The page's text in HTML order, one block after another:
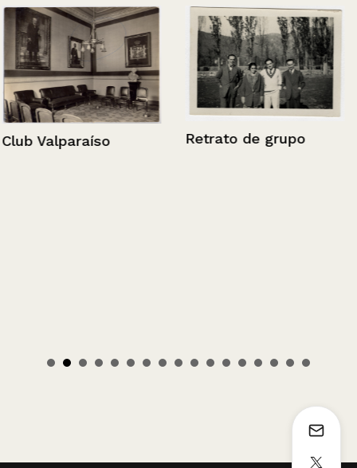
Club Valparaíso Retrato de grupo